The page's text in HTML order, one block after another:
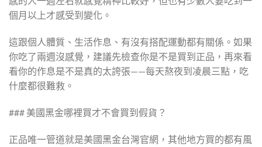
個月以上才感受到變化。
這跟個人體質、生活作息、有沒有搭配運動都有關係。如果
你吃了兩週沒感覺，建議先檢查你是不是買到正品，再來看
看你的作息是不是真的太誇張——每天熬夜到凌晨三點，吃
什麼都很難救。
### 美國黑金哪裡買才不會買到假貨？
正品唯一管道就是美國黑金台灣官網，其他地方買的都有風